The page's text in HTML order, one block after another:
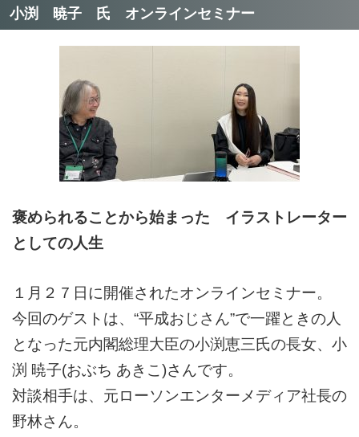
小渕 暁子 氏 オンラインセミナー
褒められることから始まった イラストレーター
としての人生
１月２７日に開催されたオンラインセミナー。
今回のゲストは、“平成おじさん”で一躍ときの人
となった元内閣総理大臣の小渕恵三氏の長女、小
渕 暁子(おぶち あきこ)さんです。
対談相手は、元ローソンエンターメディア社長の
野林さん。